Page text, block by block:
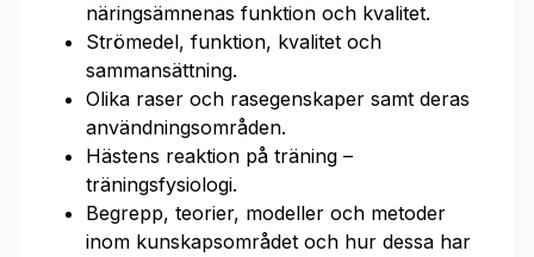
näringsämnenas funktion och kvalitet.
Strömedel, funktion, kvalitet och
sammansättning.
Olika raser och rasegenskaper samt deras
användningsområden.
Hästens reaktion på träning –
träningsfysiologi.
Begrepp, teorier, modeller och metoder
inom kunskapsområdet och hur dessa har